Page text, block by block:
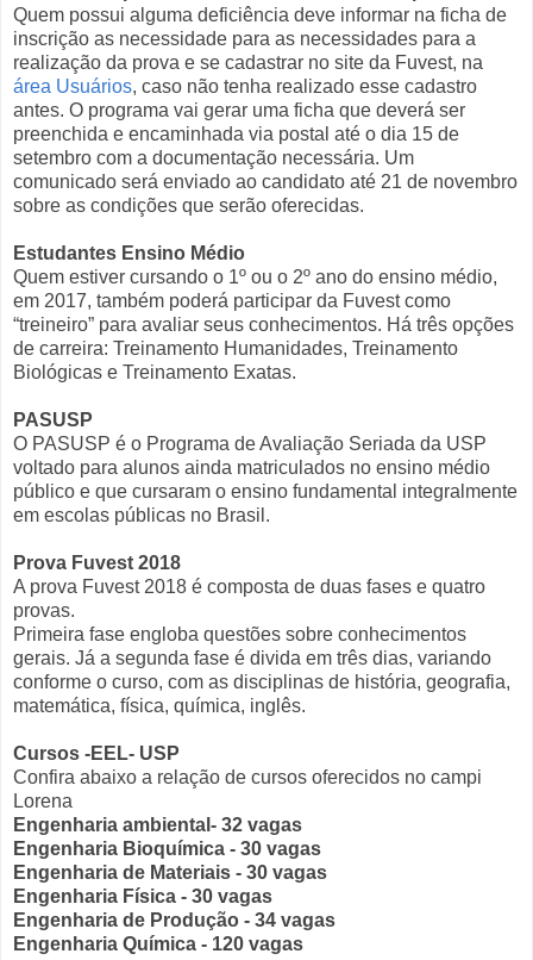
Quem possui alguma deficiência deve informar na ficha de
inscrição as necessidade para as necessidades para a
realização da prova e se cadastrar no site da Fuvest, na
área Usuários, caso não tenha realizado esse cadastro
antes. O programa vai gerar uma ficha que deverá ser
preenchida e encaminhada via postal até o dia 15 de
setembro com a documentação necessária. Um
comunicado será enviado ao candidato até 21 de novembro
sobre as condições que serão oferecidas.
Estudantes Ensino Médio
Quem estiver cursando o 1º ou o 2º ano do ensino médio,
em 2017, também poderá participar da Fuvest como
“treineiro” para avaliar seus conhecimentos. Há três opções
de carreira: Treinamento Humanidades, Treinamento
Biológicas e Treinamento Exatas.
PASUSP
O PASUSP é o Programa de Avaliação Seriada da USP
voltado para alunos ainda matriculados no ensino médio
público e que cursaram o ensino fundamental integralmente
em escolas públicas no Brasil.
Prova Fuvest 2018
A prova Fuvest 2018 é composta de duas fases e quatro
provas.
Primeira fase engloba questões sobre conhecimentos
gerais. Já a segunda fase é divida em três dias, variando
conforme o curso, com as disciplinas de história, geografia,
matemática, física, química, inglês.
Cursos -EEL- USP
Confira abaixo a relação de cursos oferecidos no campi
Lorena
Engenharia ambiental- 32 vagas
Engenharia Bioquímica - 30 vagas
Engenharia de Materiais - 30 vagas
Engenharia Física - 30 vagas
Engenharia de Produção - 34 vagas
Engenharia Química - 120 vagas